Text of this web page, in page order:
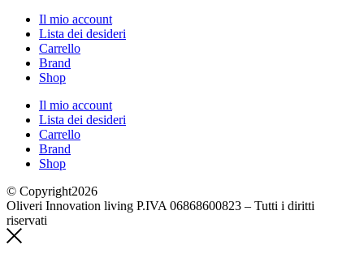
Il mio account
Lista dei desideri
Carrello
Brand
Shop
Il mio account
Lista dei desideri
Carrello
Brand
Shop
© Copyright2026
Oliveri Innovation living P.IVA 06868600823 – Tutti i diritti
riservati